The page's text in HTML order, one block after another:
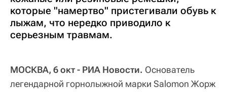
которые "намертво" пристегивали обувь к
лыжам, что нередко приводило к
серьезным травмам.
МОСКВА, 6 окт - РИА Новости. Основатель
легендарной горнолыжной марки Salomon Жорж